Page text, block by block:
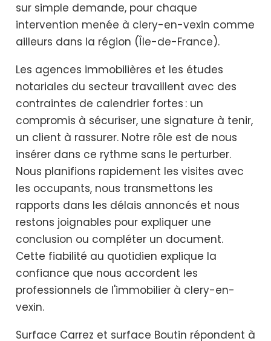
sur simple demande, pour chaque
intervention menée à clery-en-vexin comme
ailleurs dans la région (Île-de-France).
Les agences immobilières et les études
notariales du secteur travaillent avec des
contraintes de calendrier fortes : un
compromis à sécuriser, une signature à tenir,
un client à rassurer. Notre rôle est de nous
insérer dans ce rythme sans le perturber.
Nous planifions rapidement les visites avec
les occupants, nous transmettons les
rapports dans les délais annoncés et nous
restons joignables pour expliquer une
conclusion ou compléter un document.
Cette fiabilité au quotidien explique la
confiance que nous accordent les
professionnels de l'immobilier à clery-en-
vexin.
Surface Carrez et surface Boutin répondent à